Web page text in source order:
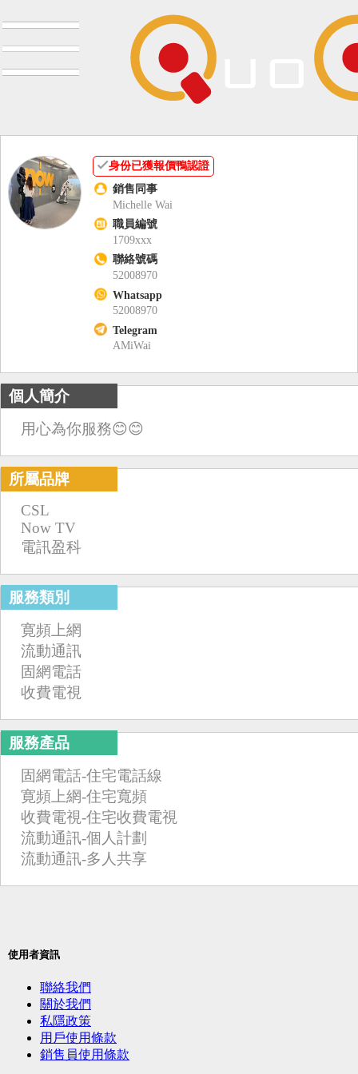
身份已獲報價鴨認證
銷售同事
Michelle Wai
職員編號
1709xxx
聯絡號碼
52008970
Whatsapp
52008970
Telegram
AMiWai
個人簡介
用心為你服務😊😊
所屬品牌
CSL
Now TV
電訊盈科
服務類別
寛頻上網
流動通訊
固網電話
收費電視
服務產品
固網電話-住宅電話線
寛頻上網-住宅寬頻
收費電視-住宅收費電視
流動通訊-個人計劃
流動通訊-多人共享
使用者資訊
聯絡我們
關於我們
私隱政策
用戶使用條款
銷售員使用條款